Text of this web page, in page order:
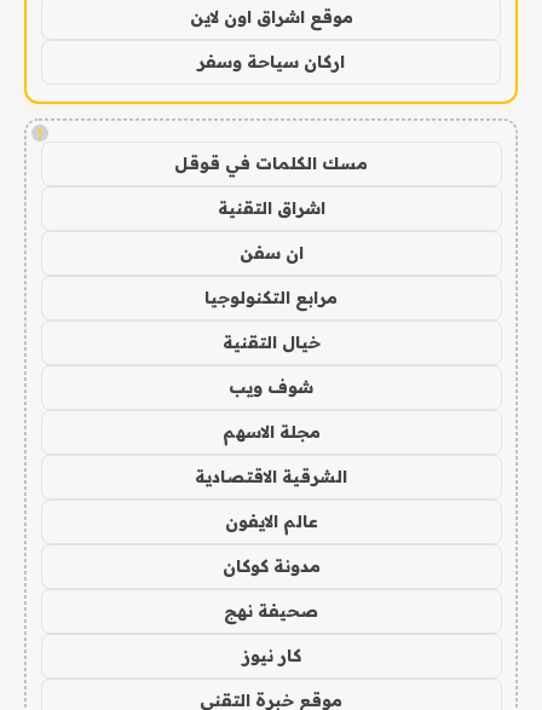
موقع اشراق اون لاين
اركان سياحة وسفر
!
مسك الكلمات في قوقل
اشراق التقنية
ان سفن
مرابع التكنولوجيا
خيال التقنية
شوف ويب
مجلة الاسهم
الشرقية الاقتصادية
عالم الايفون
مدونة كوكان
صحيفة نهج
كار نيوز
موقع خبرة التقني